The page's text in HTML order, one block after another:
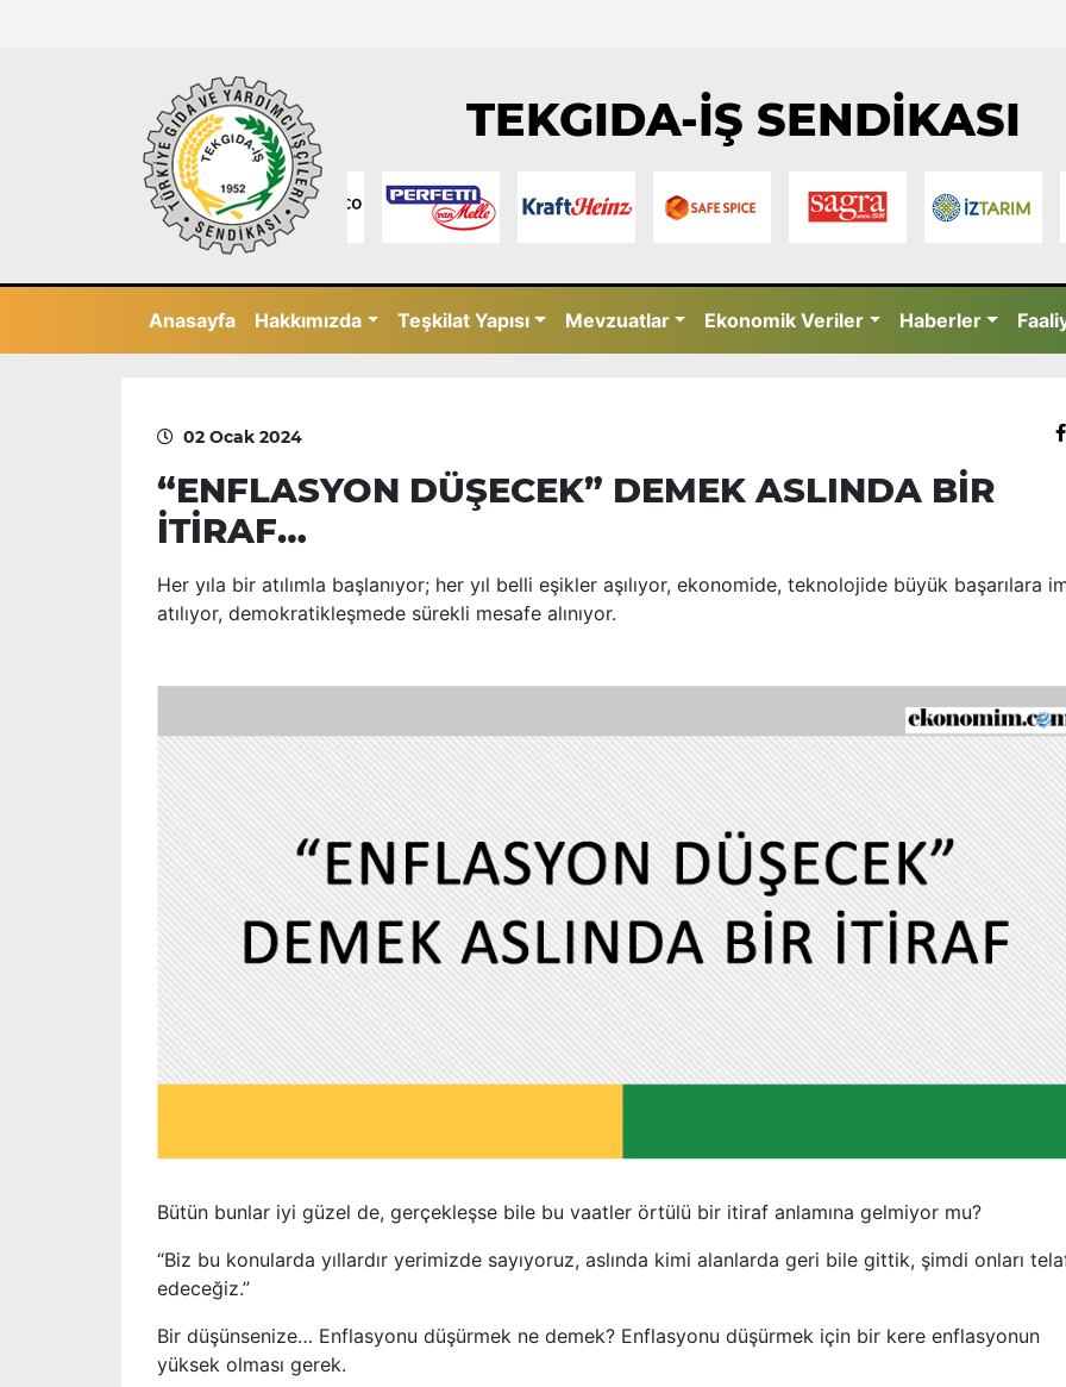
TEKGIDA-İŞ SENDİKASI
Anasayfa Hakkımızda Teşkilat Yapısı Mevzuatlar Ekonomik Veriler Haberler
02 Ocak 2024
“ENFLASYON DÜŞECEK” DEMEK ASLINDA BİR
İTİRAF…
Her yıla bir atılımla başlanıyor; her yıl belli eşikler aşılıyor, ekonomide, teknolojide büyük başarılara
atılıyor, demokratikleşmede sürekli mesafe alınıyor.
Bütün bunlar iyi güzel de, gerçekleşse bile bu vaatler örtülü bir itiraf anlamına gelmiyor mu?
“Biz bu konularda yıllardır yerimizde sayıyoruz, aslında kimi alanlarda geri bile gittik, şimdi onları
edeceğiz.”
Bir düşünsenize… Enflasyonu düşürmek ne demek? Enflasyonu düşürmek için bir kere enflasyonun
yüksek olması gerek.